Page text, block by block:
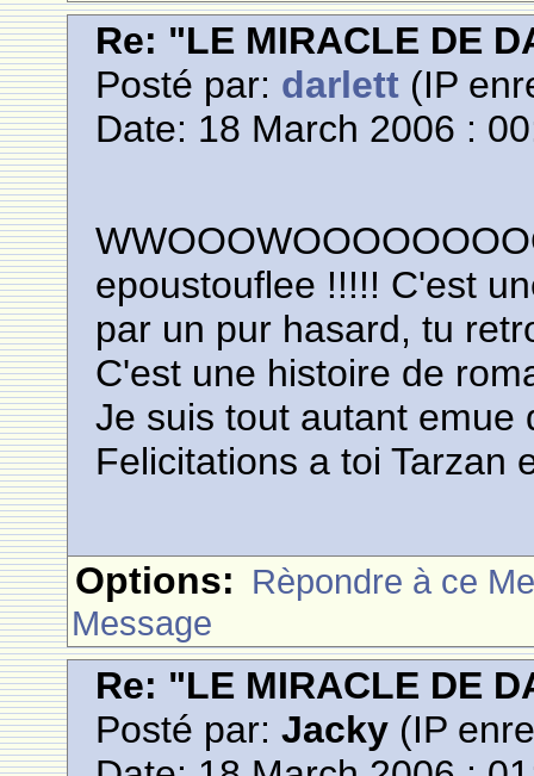
Re: "LE MIRACLE DE
Posté par: darlett (IP
Date: 18 March 2006 :
epoustouflee !!!!! C'est
par un pur hasard, tu
C'est une histoire de
Je suis tout autant emue
Felicitations a toi Tarzan
Options: Rèpondre à ce
Message
Re: "LE MIRACLE DE
Posté par:Jacky (IP